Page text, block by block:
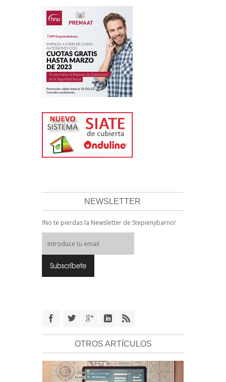
NEWSLETTER
!No te pierdas la Newsletter de Stepienybarno!
OTROS ARTÍCULOS